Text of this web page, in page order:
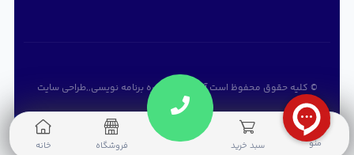
© کلیه حقوق محفوظ استآرته سافت دوره برنامه نویسی,,طراحی سایت
منو
0
سبد خرید فروشگاه خانه